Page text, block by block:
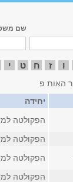
שם
ו ז ח ט י
האות פ
יחידה
הפקולטה
הפקולטה
הפקולטה
הפקולטה